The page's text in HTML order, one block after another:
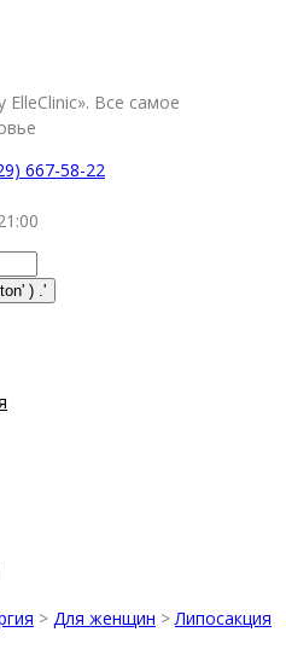
ElleClinic». Все самое
667-58-22
> Для женщин >Липосакция